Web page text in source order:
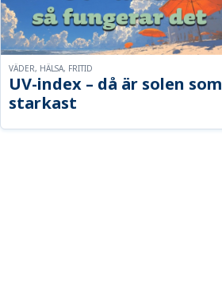
UV-index – då är solen som
starkast
VÄDER, HÄLSA, FRITID